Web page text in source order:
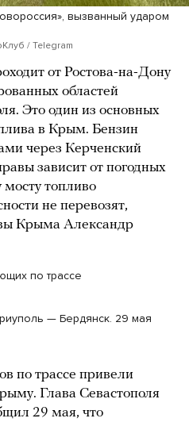
вызванный ударом
/ Telegram
от Ростова-на-Дону
областей
Это один из основных
в Крым. Бензин
через Керченский
зависит от погодных
топливо
не перевозят,
Крыма Александр
по трассе
— Бердянск. 29 мая
по трассе привели
Глава Севастополя
29 мая, что